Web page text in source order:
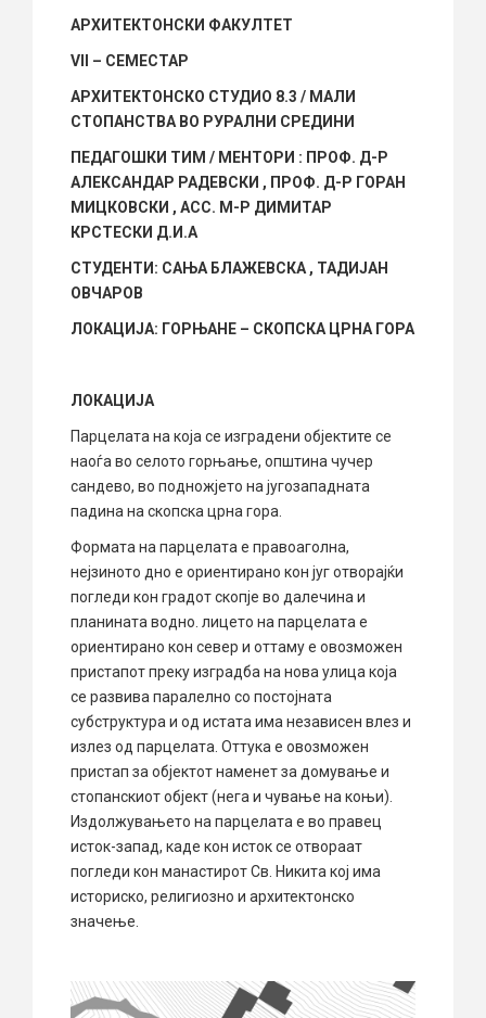
АРХИТЕКТОНСКИ ФАКУЛТЕТ
VII – СЕМЕСТАР
АРХИТЕКТОНСКО СТУДИО 8.3 / МАЛИ
СТОПАНСТВА ВО РУРАЛНИ СРЕДИНИ
ПЕДАГОШКИ ТИМ / МЕНТОРИ : ПРОФ. Д-Р
АЛЕКСАНДАР РАДЕВСКИ , ПРОФ. Д-Р ГОРАН
МИЦКОВСКИ , АСС. М-Р ДИМИТАР
КРСТЕСКИ Д.И.А
СТУДЕНТИ : САЊА БЛАЖЕВСКА , ТАДИЈАН
ОВЧАРОВ
ЛОКАЦИЈА: ГОРЊАНЕ – СКОПСКА ЦРНА ГОРА
ЛОКАЦИЈА
Парцелата на која се изградени објектите се
наоѓа во селото горњање, општина чучер
сандево, во подножјето на југозападната
падина на скопска црна гора.
Формата на парцелата е правоаголна,
нејзиното дно е ориентирано кон југ отворајќи
погледи кон градот скопје во далечина и
планината водно. лицето на парцелата е
ориентирано кон север и оттаму е овозможен
пристапот преку изградба на нова улица која
се развива паралелно со постојната
субструктура и од истата има независен влез и
излез од парцелата. Оттука е овозможен
пристап за објектот наменет за домување и
стопанскиот објект (нега и чување на коњи).
Издолжувањето на парцелата е во правец
исток-запад, каде кон исток се отвораат
погледи кон манастирот Св. Никита кој има
историско, религиозно и архитектонско
значење.